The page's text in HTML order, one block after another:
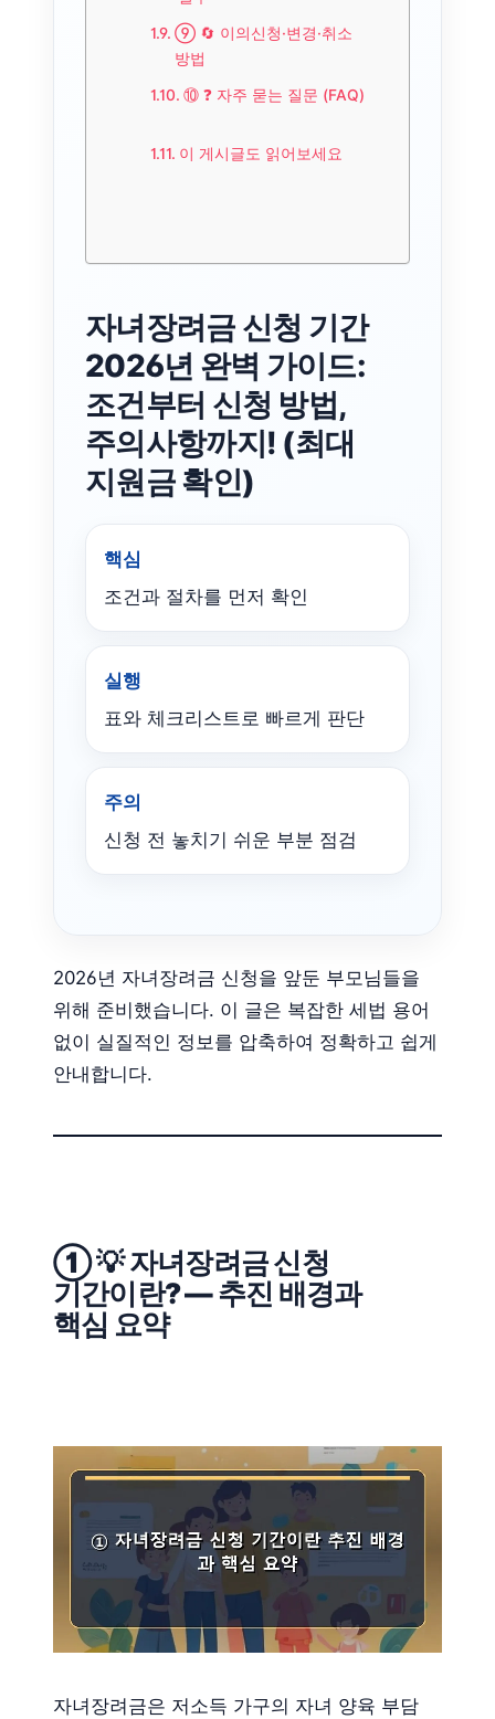
⑨ 🔄 이의신청·변경·취소
방법
⑩ ❓ 자주 묻는 질문 (FAQ)
이 게시글도 읽어보세요
자녀장려금 신청 기간
2026년 완벽 가이드:
조건부터 신청 방법,
주의사항까지! (최대
지원금 확인)
핵심
조건과 절차를 먼저 확인
실행
표와 체크리스트로 빠르게 판단
주의
신청 전 놓치기 쉬운 부분 점검
2026년 자녀장려금 신청을 앞둔 부모님들을
위해 준비했습니다. 이 글은 복잡한 세법 용어
없이 실질적인 정보를 압축하여 정확하고 쉽게
안내합니다.
① 💡 자녀장려금 신청
기간이란? — 추진 배경과
핵심 요약
자녀장려금은 저소득 가구의 자녀 양육 부담